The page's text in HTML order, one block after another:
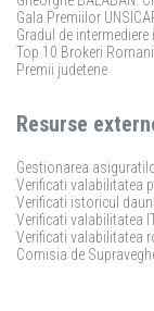
Gala Premiilor
Top 10 Brokeri
Premii judetene
Resurse
Gestionarea
Verificati valabilitatea
Verificati istoricul
Verificati valabilitatea
Verificati valabilitatea
Comisia de